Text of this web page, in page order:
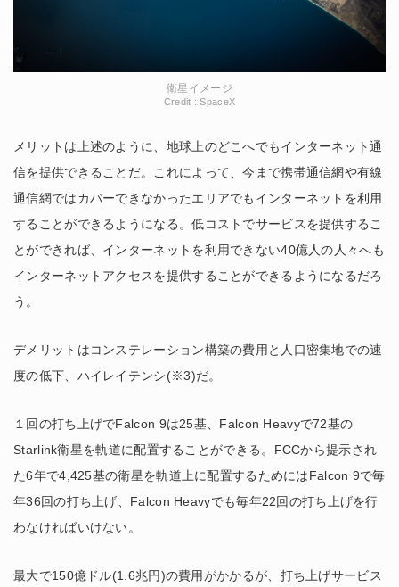
衛星イメージ
Credit : SpaceX
メリットは上述のように、地球上のどこへでもインターネット通
信を提供できることだ。これによって、今まで携帯通信網や有線
通信網ではカバーできなかったエリアでもインターネットを利用
することができるようになる。低コストでサービスを提供するこ
とができれば、インターネットを利用できない40億人の人々へも
インターネットアクセスを提供することができるようになるだろ
う。
デメリットはコンステレーション構築の費用と人口密集地での速
度の低下、ハイレイテンシ(※3)だ。
１回の打ち上げでFalcon 9は25基、Falcon Heavyで72基の
Starlink衛星を軌道に配置することができる。FCCから提示され
た6年で4,425基の衛星を軌道上に配置するためにはFalcon 9で毎
年36回の打ち上げ、Falcon Heavyでも毎年22回の打ち上げを行
わなければいけない。
最大で150億ドル(1.6兆円)の費用がかかるが、打ち上げサービス